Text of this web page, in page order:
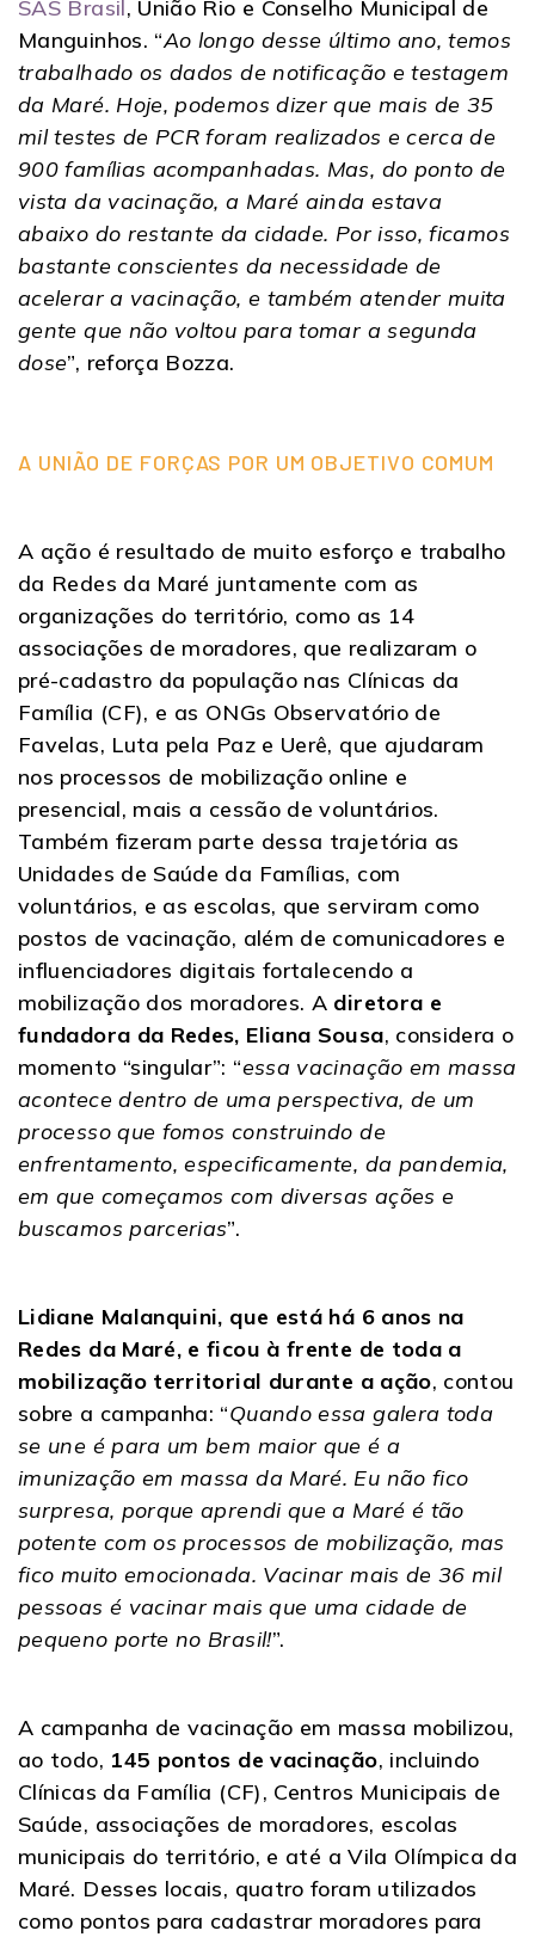
SAS Brasil , União Rio e Conselho Municipal de
Manguinhos. “Ao longo desse último ano, temos
trabalhado os dados de notificação e testagem
da Maré. Hoje, podemos dizer que mais de 35
mil testes de PCR foram realizados e cerca de
900 famílias acompanhadas. Mas, do ponto de
vista da vacinação, a Maré ainda estava
abaixo do restante da cidade. Por isso, ficamos
bastante conscientes da necessidade de
acelerar a vacinação, e também atender muita
gente que não voltou para tomar a segunda
dose”, reforça Bozza.
A UNIÃO DE FORÇAS POR UM OBJETIVO COMUM
A ação é resultado de muito esforço e trabalho
da Redes da Maré juntamente com as
organizações do território, como as 14
associações de moradores, que realizaram o
pré-cadastro da população nas Clínicas da
Família (CF), e as ONGs Observatório de
Favelas, Luta pela Paz e Uerê, que ajudaram
nos processos de mobilização online e
presencial, mais a cessão de voluntários.
Também fizeram parte dessa trajetória as
Unidades de Saúde da Famílias, com
voluntários, e as escolas, que serviram como
postos de vacinação, além de comunicadores e
influenciadores digitais fortalecendo a
mobilização dos moradores. A diretora e
fundadora da Redes, Eliana Sousa, considera o
momento “singular”: “essa vacinação em massa
acontece dentro de uma perspectiva, de um
processo que fomos construindo de
enfrentamento, especificamente, da pandemia,
em que começamos com diversas ações e
buscamos parcerias”.
Lidiane Malanquini, que está há 6 anos na
Redes da Maré, e ficou à frente de toda a
mobilização territorial durante a ação, contou
sobre a campanha: “Quando essa galera toda
se une é para um bem maior que é a
imunização em massa da Maré. Eu não fico
surpresa, porque aprendi que a Maré é tão
potente com os processos de mobilização, mas
fico muito emocionada. Vacinar mais de 36 mil
pessoas é vacinar mais que uma cidade de
pequeno porte no Brasil!”.
A campanha de vacinação em massa mobilizou,
ao todo, 145 pontos de vacinação, incluindo
Clínicas da Família (CF), Centros Municipais de
Saúde, associações de moradores, escolas
municipais do território, e até a Vila Olímpica da
Maré. Desses locais, quatro foram utilizados
como pontos para cadastrar moradores para